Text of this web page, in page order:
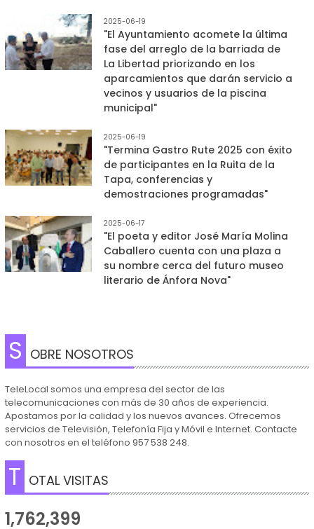
2025-06-19
"El Ayuntamiento acomete la última
fase del arreglo de la barriada de
La Libertad priorizando en los
aparcamientos que darán servicio a
vecinos y usuarios de la piscina
municipal"
2025-06-19
"Termina Gastro Rute 2025 con éxito
de participantes en la Ruita de la
Tapa, conferencias y
demostraciones programadas"
2025-06-17
"El poeta y editor José María Molina
Caballero cuenta con una plaza a
su nombre cerca del futuro museo
literario de Ánfora Nova"
S OBRE NOSOTROS
TeleLocal somos una empresa del sector de las
telecomunicaciones con más de 30 años de experiencia.
Apostamos por la calidad y los nuevos avances. Ofrecemos
servicios de Televisión, Telefonía Fija y Móvil e Internet. Contacte
con nosotros en el teléfono 957 538 248.
T OTAL VISITAS
1,762,399